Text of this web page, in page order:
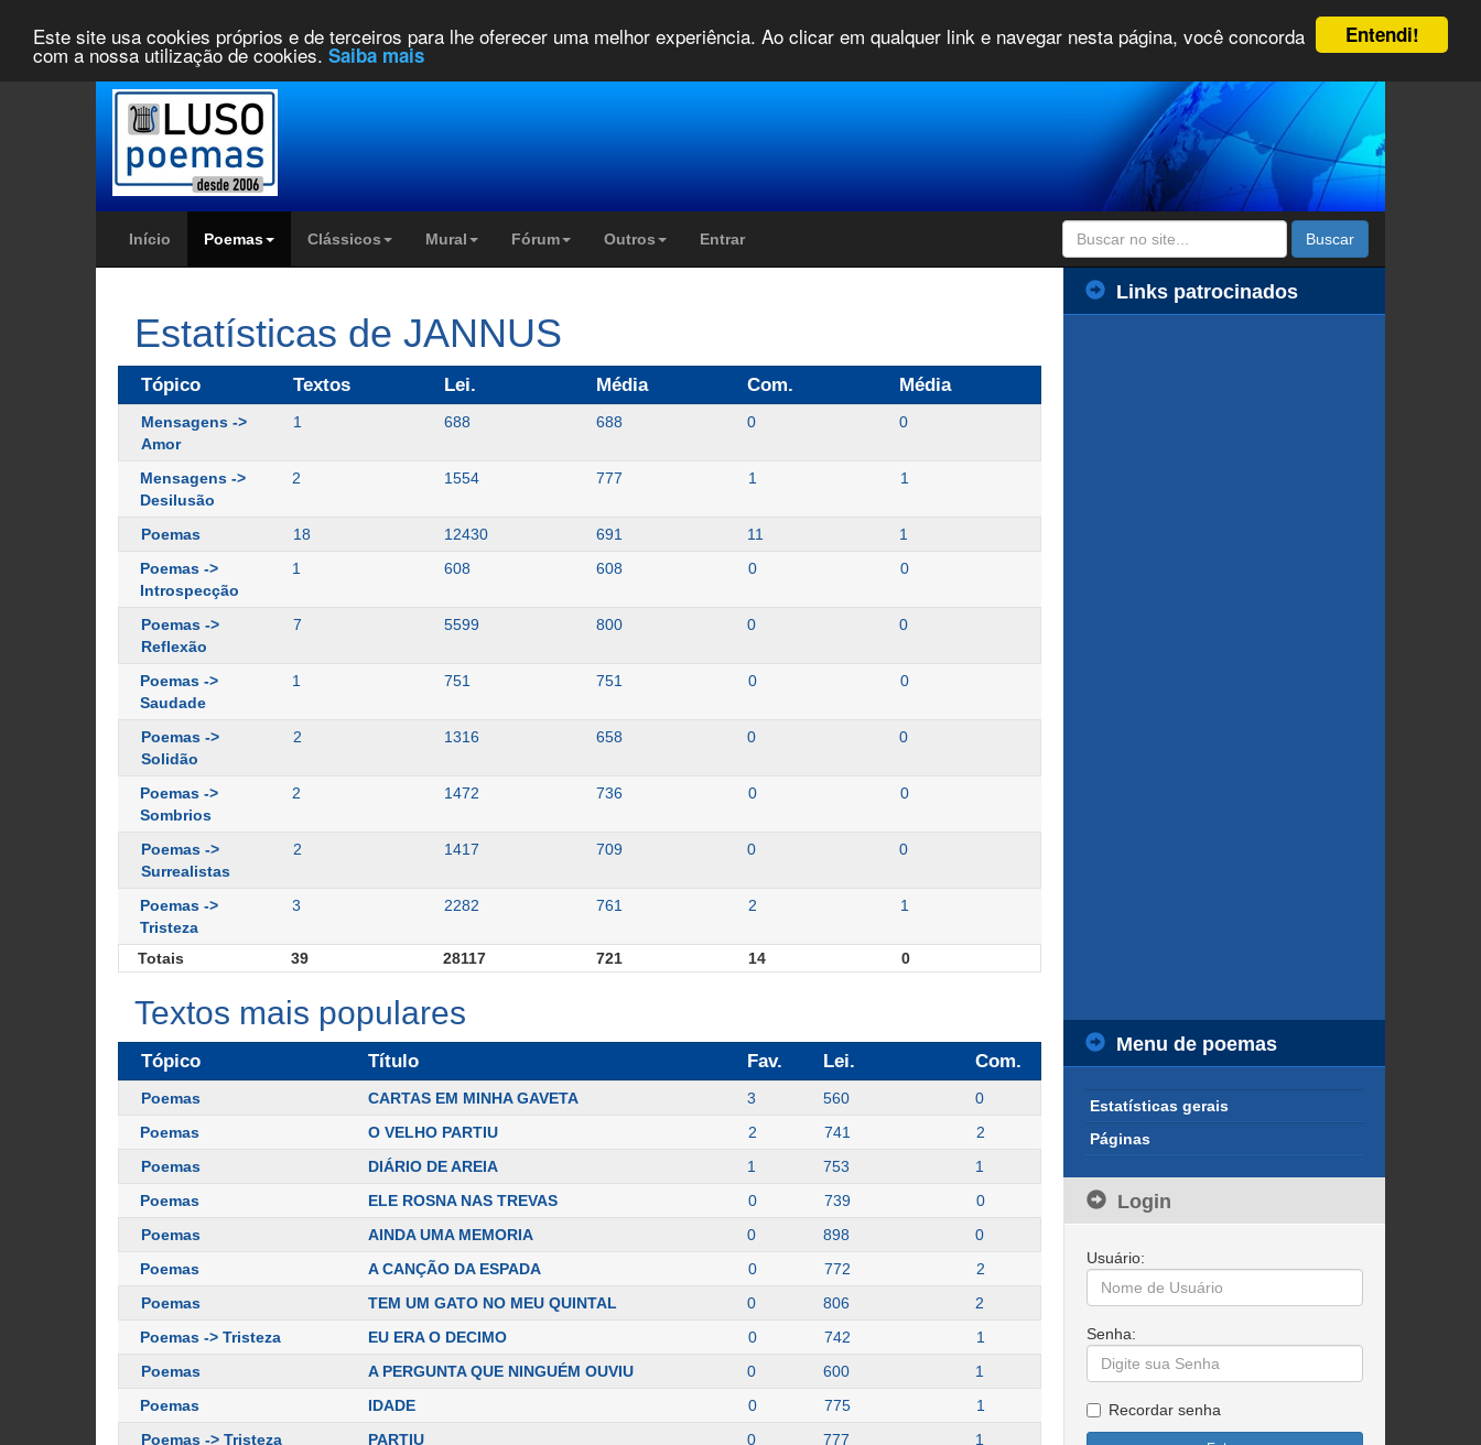
Entendi!
Este site usa cookies próprios e de terceiros para lhe oferecer uma melhor experiência. Ao clicar em qualquer link e navegar nesta página, você concorda
com a nossa utilização de cookies. Saiba mais
Início Poemas Clássicos Mural Fórum Outros Entrar Buscar
Estatísticas de JANNUS
Tópico Textos Lei. Média Com. Média
Mensagens ->
Amor
1 688 688 0 0
Mensagens ->
Desilusão
2 1554 777 1 1
Poemas 18 12430 691 11
1
Poemas ->
Introspecção
1 608 608 0 0
Poemas ->
Reflexão
7 5599 800 0 0
Poemas ->
Saudade
1 751 751 0 0
Poemas ->
Solidão
2 1316 658 0 0
Poemas ->
Sombrios
2 1472 736 0 0
Poemas ->
Surrealistas
2 1417 709 0 0
Poemas ->
Tristeza
3 2282 761 2 1
Totais 39 28117 721 14 0
Textos mais populares
Tópico Título Fav. Lei. Com.
Poemas CARTAS EM MINHA GAVETA 3 560
0
Poemas
O VELHO PARTIU 2 741
2
Poemas
DIÁRIO DE AREIA 1 753
1
Poemas
ELE ROSNA NAS TREVAS 0 739
0
Poemas
AINDA UMA MEMORIA 0 898
0
Poemas
A CANÇÃO DA ESPADA 0 772
2
Poemas
TEM UM GATO NO MEU QUINTAL 0 806
2
Poemas -> Tristeza
EU ERA O DECIMO 0 742
1
Poemas
A PERGUNTA QUE NINGUÉM OUVIU 0 600
1
Poemas
IDADE 0 775
1
Poemas -> Tristeza
PARTIU 0 777
1
Links patrocinados
Menu de poemas
Estatísticas gerais
Páginas
Login
Usuário:
Senha:
Recordar senha